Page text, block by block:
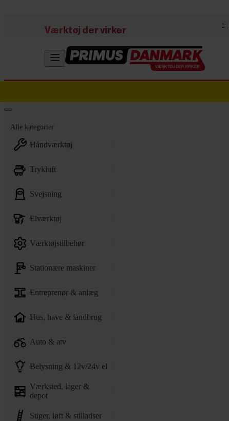
Værktøj der virker
Alle kategorier
håndværktøj
trykluft
svejsning
elværktøj
værktøjstilbehør
stationære maskiner
entreprenør & anlæg
hus, have & landbrug
auto & atv
belysning & 12v/24v el
værksted, lager &
depot
stiger, løft & stilladser